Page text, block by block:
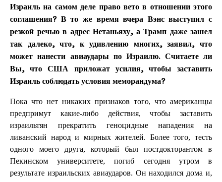
Израиль на самом деле право вето в отношении этого
соглашения? В то же время вчера Вэнс выступил с
резкой речью в адрес Нетаньяху, а Трамп даже зашел
так далеко, что, к удивлению многих, заявил, что
может нанести авиаудары по Израилю. Считаете ли
Вы, что США приложат усилия, чтобы заставить
Израиль соблюдать условия меморандума?
Пока что нет никаких признаков того, что американцы
предпримут какие-либо действия, чтобы заставить
израильтян прекратить геноцидные нападения на
ливанский народ и мирных жителей. Более того, тесть
одного моего друга, который был постдокторантом в
Пекинском университете, погиб сегодня утром в
результате израильских авиаударов. Он находился дома и,